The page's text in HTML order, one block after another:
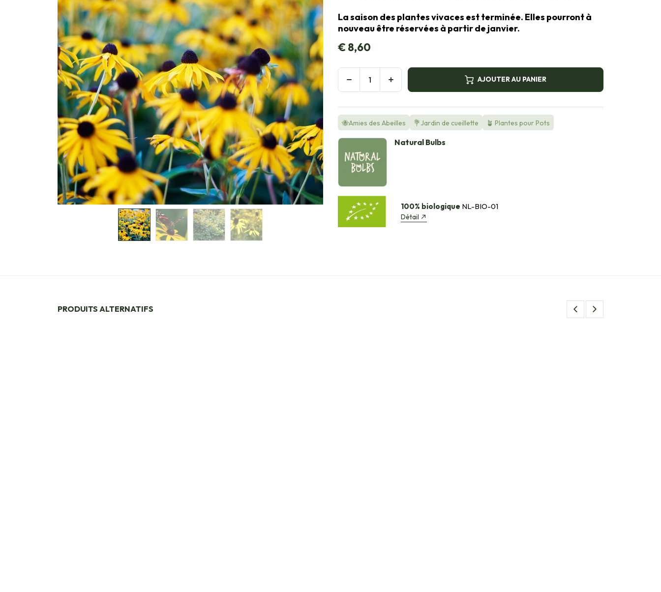
La saison des plantes vivaces est terminée. Elles pourront à
nouveau être réservées à partir de janvier.
€8,60
AJOUTER AU PANIER
🐝Amies des Abeilles 💐Jardin de cueillette 🪴 Plantes pour Pots
Natural Bulbs
100% biologique NL-BIO-01
Détail
PRODUITS ALTERNATIFS